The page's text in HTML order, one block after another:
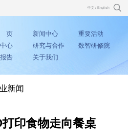
中文 / English
页 新闻中心
重要活动
心
研究与合作
数智研修院
告
关于我们
新闻
印食物走向餐桌